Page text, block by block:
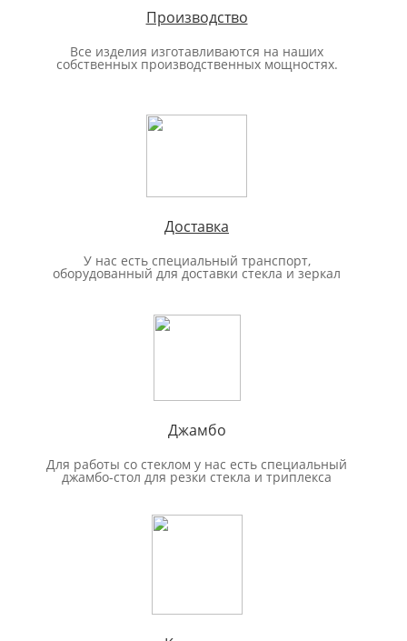
Производство
Все изделия изготавливаются на наших
собственных производственных мощностях.
Доставка
У нас есть специальный транспорт,
оборудованный для доставки стекла и зеркал
Джамбо
Для работы со стеклом у нас есть специальный
джамбо-стол для резки стекла и триплекса